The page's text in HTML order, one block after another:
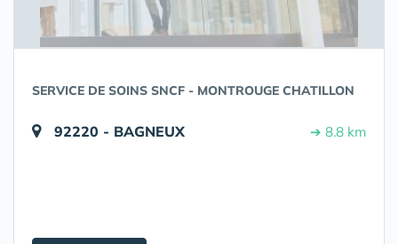
SERVICE DE SOINS SNCF - MONTROUGE CHATILLON
92220 - BAGNEUX ➔ 8.8 km